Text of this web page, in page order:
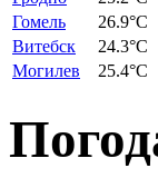
Гомель
26.9°C
Витебск
24.3°C
Могилев
25.4°C